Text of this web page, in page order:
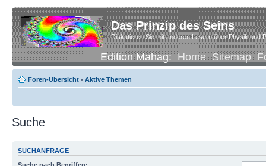
Das Prinzip des Seins
Diskutieren Sie mit anderen Lesern über Physik und
Edition Mahag:Home Sitemap
Foren-Übersicht • Aktive Themen
Suche
SUCHANFRAGE